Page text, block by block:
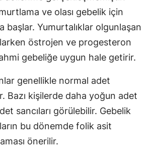
ve olası gebelik için
başlar. Yumurtalıklar olgunlaşan
östrojen ve progesteron
gebeliğe uygun hale getirir.
genellikle normal adet
Bazı kişilerde daha yoğun adet
sancıları görülebilir. Gebelik
bu dönemde folik asit
önerilir.